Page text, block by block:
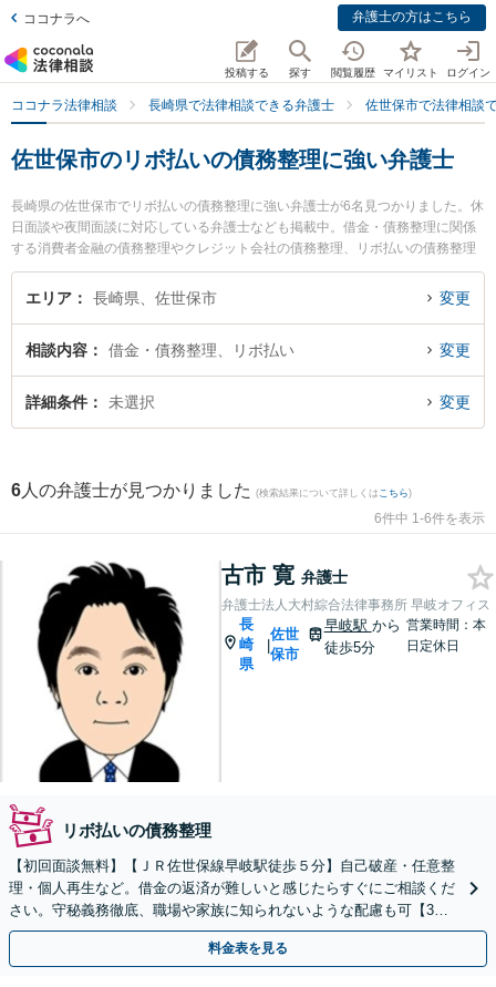
ココナラへ 弁護士の方はこちら
投稿する 探す 閲覧履歴 マイリスト ログイン
ココナラ法律相談 長崎県で法律相談できる弁護士 佐世保市で法律相談
佐世保市のリボ払いの債務整理に強い弁護士
長崎県の佐世保市でリボ払いの債務整理に強い弁護士が6名見つかりました。休
日面談や夜間面談に対応している弁護士なども掲載中。借金・債務整理に関係
する消費者金融の債務整理やクレジット会社の債務整理、リボ払いの債務整理
等の細かな分野での絞り込み検索もでき便利です。特に弁護士法人大村綜合法
律事務所 早岐オフィスの古市 寛弁護士や竹口・堀法律事務所の竹口 将太弁護
債務整理のトラブルを今すぐに弁護士に相談したい』『リボ払いの債務整理の
トラブル解決の実績豊富な近くの弁護士を検索したい』『初回相談無料でリボ
払いの債務整理を法律相談できる佐世保市内の弁護士に相談予約したい』など
エリア 長崎県、佐世保市 変更
相談内容 借金・債務整理、リボ払い 変更
詳細条件 未選択 変更
6 人の弁護士が見つかりました (検索結果について詳しくは こちら)
6件中 1-6件を表示
古市 寛 弁護士
弁護士法人大村綜合法律事務所 早岐オフィス
長
崎
県
|
佐世
保市
早岐駅 から
徒歩5分
営業時間：本
日定休日
リボ払いの債務整理
【初回面談無料】【ＪＲ佐世保線早岐駅徒歩５分】自己破産・任意整
理・個人再生など。借金の返済が難しいと感じたらすぐにご相談くだ
さい。守秘義務徹底、職場や家族に知られないような配慮も可【3拠
点に計6人弁護士在籍】
料金表を見る